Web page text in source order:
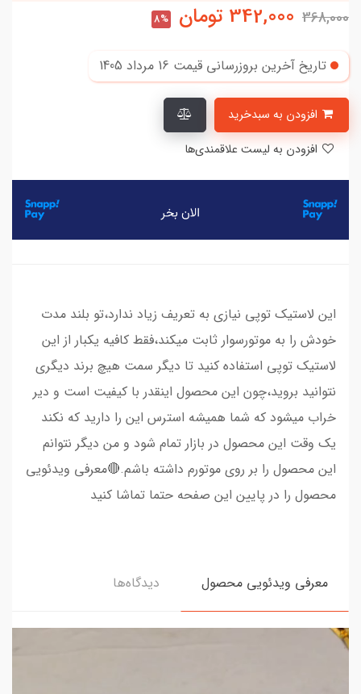
368,000
342,000 تومان 8%
تاریخ آخرین بروزرسانی قیمت 16 مرداد 1405
این لاستیک توپی نیازی به تعریف زیاد ندارد،تو بلند مدت
خودش را به موتورسوار ثابت میکند،فقط کافیه یکبار از این
لاستیک توپی استفاده کنید تا دیگر سمت هیچ برند دیگری
نتوانید بروید،چون این محصول اینقدر با کیفیت است و دیر
خراب میشود که شما همیشه استرس این را دارید که نکند
یک وقت این محصول در بازار تمام شود و من دیگر نتوانم
این محصول را بر روی موتورم داشته باشم.🔴معرفی ویدئویی
محصول را در پایین این صفحه حتما تماشا کنید
معرفی ویدئویی محصول دیدگاه‌ها